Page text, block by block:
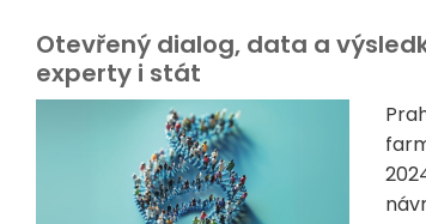
Otevřený dialog, data a
experty i stát